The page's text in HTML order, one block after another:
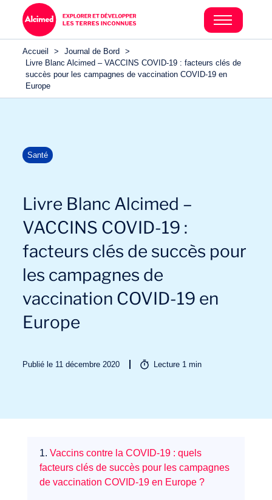
Missions
Accueil > Journal de Bord
>
Livre Blanc Alcimed – VACCINS COVID-19 : facteurs clés de
succès pour les campagnes de vaccination COVID-19 en
Europe
Santé
Livre Blanc Alcimed –
VACCINS COVID-19 :
facteurs clés de succès pour
les campagnes de
vaccination COVID-19 en
Europe
Publié le 11 décembre 2020 Lecture 1 min
1. Vaccins contre la COVID-19 : quels
facteurs clés de succès pour les campagnes
de vaccination COVID-19 en Europe ?